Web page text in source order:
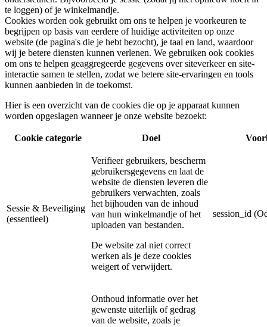
te loggen) of je winkelmandje.
Cookies worden ook gebruikt om ons te helpen je voorkeuren te
begrijpen op basis van eerdere of huidige activiteiten op onze
website (de pagina's die je hebt bezocht), je taal en land, waardoor
wij je betere diensten kunnen verlenen. We gebruiken ook cookies
om ons te helpen geaggregeerde gegevens over siteverkeer en site-
interactie samen te stellen, zodat we betere site-ervaringen en tools
kunnen aanbieden in de toekomst.
Hier is een overzicht van de cookies die op je apparaat kunnen
worden opgeslagen wanneer je onze website bezoekt:
Cookie categorie Doel
Sessie & Beveiliging
(essentieel)
Verifieer gebruikers, bescherm
gebruikersgegevens en laat de
website de diensten leveren die
gebruikers verwachten, zoals
het bijhouden van de inhoud
van hun winkelmandje of het
uploaden van bestanden.
De website zal niet correct
werken als je deze cookies
weigert of verwijdert.
session_id
Onthoud informatie over het
gewenste uiterlijk of gedrag
van de website, zoals je